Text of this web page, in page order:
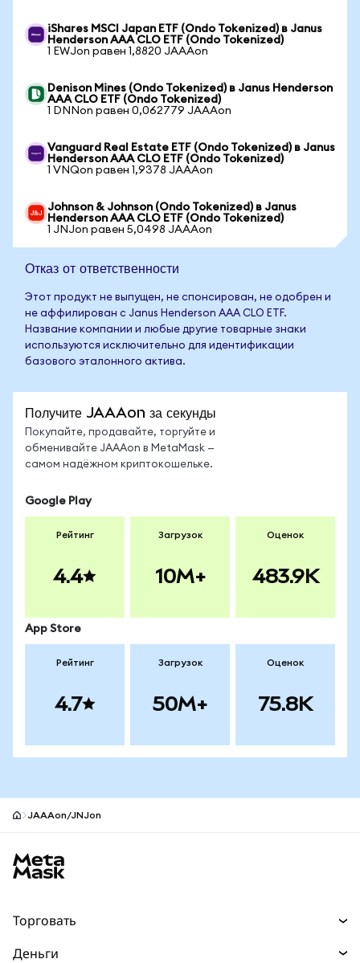
iShares MSCI Japan ETF (Ondo Tokenized) в Janus
Henderson AAA CLO ETF (Ondo Tokenized)
1 EWJon равен 1,8820 JAAAon
Denison Mines (Ondo Tokenized) в Janus Henderson
AAA CLO ETF (Ondo Tokenized)
1 DNNon равен 0,062779 JAAAon
Vanguard Real Estate ETF (Ondo Tokenized) в Janus
Henderson AAA CLO ETF (Ondo Tokenized)
1 VNQon равен 1,9378 JAAAon
Johnson & Johnson (Ondo Tokenized) в Janus
Henderson AAA CLO ETF (Ondo Tokenized)
1 JNJon равен 5,0498 JAAAon
Отказ от ответственности
Этот продукт не выпущен, не спонсирован, не одобрен и
не аффилирован с Janus Henderson AAA CLO ETF.
Название компании и любые другие товарные знаки
используются исключительно для идентификации
базового эталонного актива.
Получите JAAAon за секунды
Покупайте, продавайте, торгуйте и
обменивайте JAAAon в MetaMask —
самом надёжном криптокошельке.
Google Play
Рейтинг
4.4
Загрузок
10M+
Оценок
483.9K
App Store
Рейтинг
4.7
Загрузок
50M+
Оценок
75.8K
JAAAon/JNJon
Торговать
Деньги